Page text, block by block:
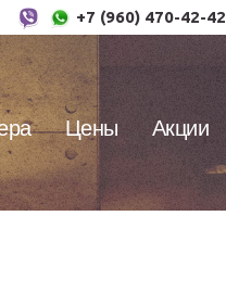
+7 (960) 470-42-42
Цены Акции